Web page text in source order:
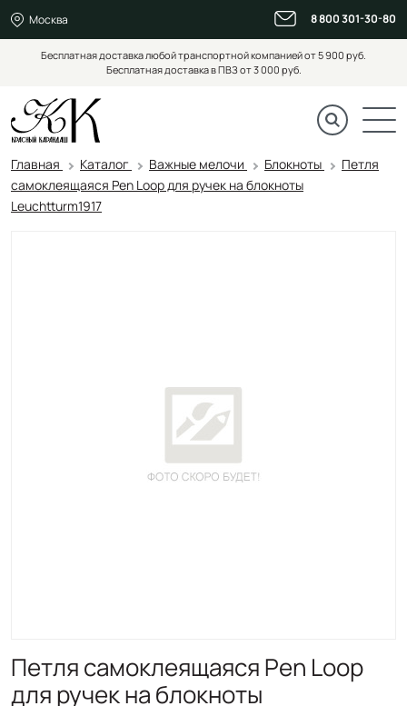
Москва 8 800 301-30-80
Бесплатная доставка любой транспортной компанией от 5 900 руб.
Бесплатная доставка в ПВЗ от 3 000 руб.
Главная Каталог Важные мелочи Блокноты
Петля
самоклеящаяся Pen Loop для ручек на блокноты
Leuchtturm1917
Петля самоклеящаяся Pen Loop
для ручек на блокноты